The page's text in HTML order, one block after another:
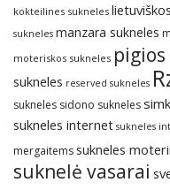
kokteilines sukneles
sukneles manzara sukneles
moteriskos sukneles
sukneles reserved sukneles
sukneles sidono sukneles
sukneles internet sukneles
mergaitemssukneles
suknelė vasarai